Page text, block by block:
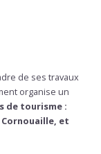
de ses travaux
organise un
de tourisme :
et